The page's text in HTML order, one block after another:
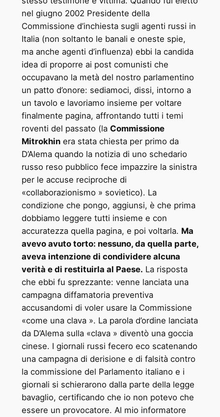
nel giugno 2002 Presidente della
Commissione d’inchiesta sugli agenti russi in
Italia (non soltanto le banali e oneste spie,
ma anche agenti d’influenza) ebbi la candida
idea di proporre ai post comunisti che
occupavano la metà del nostro parlamentino
un patto d’onore: sediamoci, dissi, intorno a
un tavolo e lavoriamo insieme per voltare
finalmente pagina, affrontando tutti i temi
roventi del passato (la Commissione
Mitrokhinera stata chiesta per primo da
D’Alema quando la notizia di uno schedario
russo reso pubblico fece impazzire la sinistra
per le accuse reciproche di
«collaborazionismo » sovietico). La
condizione che pongo, aggiunsi, è che prima
dobbiamo leggere tutti insieme e con
accuratezza quella pagina, e poi voltarla. Ma
avevo avuto torto: nessuno, da quella parte,
aveva intenzione di condividere alcuna
verità e di restituirla al Paese. La risposta
che ebbi fu sprezzante: venne lanciata una
campagna diffamatoria preventiva
accusandomi di voler usare la Commissione
«come una clava ». La parola d’ordine lanciata
da D’Alema sulla «clava » diventò una goccia
cinese. I giornali russi fecero eco scatenando
una campagna di derisione e di falsità contro
la commissione del Parlamento italiano e i
giornali si schierarono dalla parte della legge
bavaglio, certificando che io non potevo che
essere un provocatore. Al mio informatore